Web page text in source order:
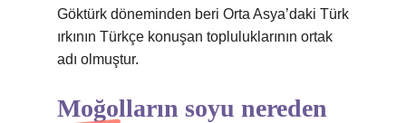
Göktürk döneminden beri Orta Asya’daki Türk
ırkının Türkçe konuşan topluluklarının ortak
adı olmuştur.
Moğolların soyu nereden